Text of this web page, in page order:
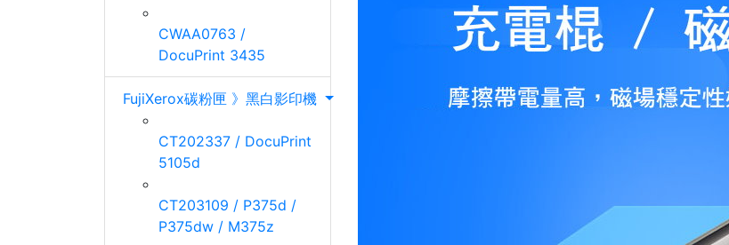
CWAA0763 /
DocuPrint 3435
FujiXerox碳粉匣 》黑白影印機
CT202337 / DocuPrint
5105d
CT203109 / P375d /
P375dw / M375z